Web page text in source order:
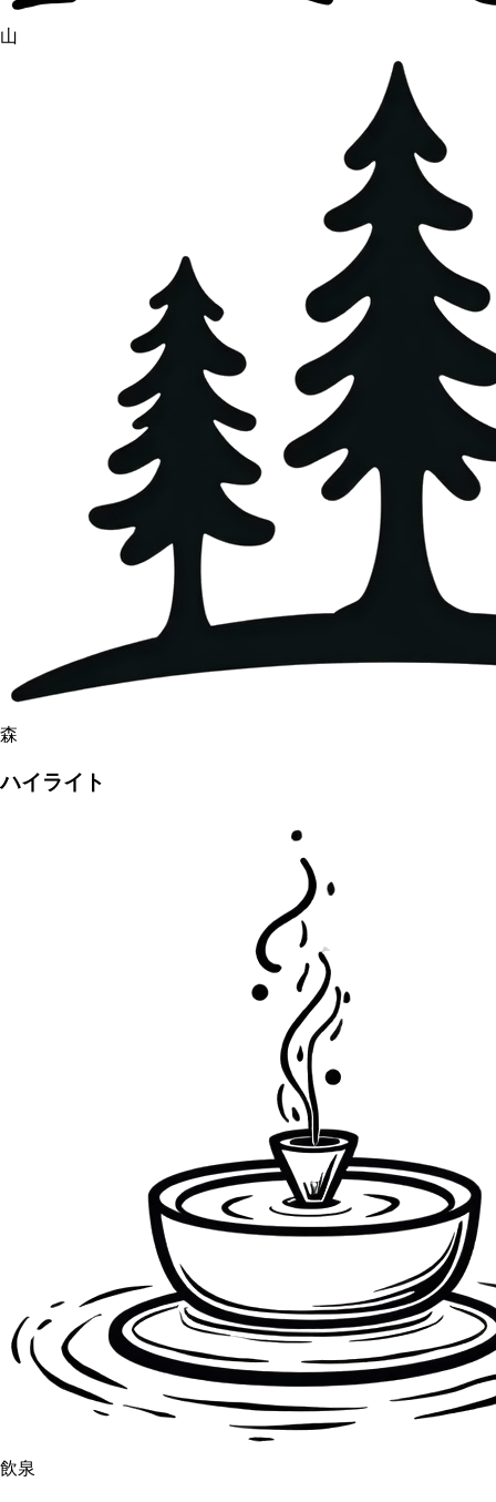
山
森
ハイライト
飲泉